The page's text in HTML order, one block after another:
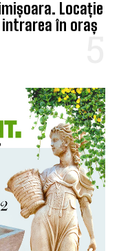
Locație
în oraș